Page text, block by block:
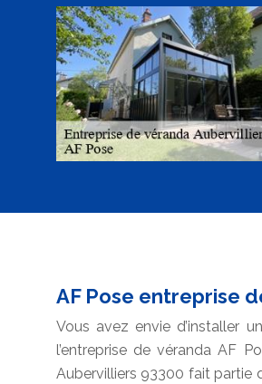
AF Pose entreprise
Vous avez envie d’installer
l’entreprise de véranda AF
Aubervilliers 93300 fait partie